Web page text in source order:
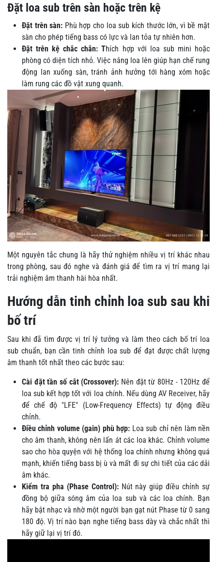
Đặt loa sub trên sàn hoặc trên kệ
Đặt trên sàn: Phù hợp cho loa sub kích thước lớn, vì bề mặt
sàn cho phép tiếng bass có lực và lan tỏa tự nhiên hơn.
Đặt trên kệ chắc chắn: Thích hợp với loa sub mini hoặc
phòng có diện tích nhỏ. Việc nâng loa lên giúp hạn chế rung
động lan xuống sàn, tránh ảnh hưởng tới hàng xóm hoặc
làm rung các đồ vật xung quanh.
Một nguyên tắc chung là hãy thử nghiệm nhiều vị trí khác nhau
trong phòng, sau đó nghe và đánh giá để tìm ra vị trí mang lại
trải nghiệm âm thanh hài hòa nhất.
Hướng dẫn tinh chỉnh loa sub sau khi
bố trí
Sau khi đã tìm được vị trí lý tưởng và làm theo cách bố trí loa
sub chuẩn, bạn cần tinh chỉnh loa sub để đạt được chất lượng
âm thanh tốt nhất theo các bước sau:
Cài đặt tần số cắt (Crossover): Nên đặt từ 80Hz - 120Hz để
loa sub kết hợp tốt với loa chính. Nếu dùng AV Receiver, hãy
để chế độ "LFE" (Low-Frequency Effects) tự động điều
chỉnh.
Điều chỉnh volume (gain) phù hợp: Loa sub chỉ nên làm nền
cho âm thanh, không nên lấn át các loa khác. Chỉnh volume
sao cho hòa quyện với hệ thống loa chính nhưng không quá
mạnh, khiến tiếng bass bị ù và mất đi sự chi tiết của các dải
âm khác.
Kiểm tra pha (Phase Control):Nút này giúp điều chỉnh sự
đồng bộ giữa sóng âm của loa sub và các loa chính. Bạn
hãy bật nhạc và nhờ một người bạn gạt nút Phase từ 0 sang
180 độ. Vị trí nào bạn nghe tiếng bass dày và chắc nhất thì
hãy giữ lại vị trí đó.